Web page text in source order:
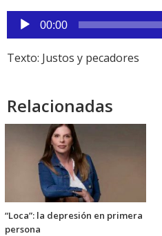
Reproductor
de
audio
00:00
Texto: Justos y pecadores
Relacionadas
“Loca”: la depresión en primera
persona